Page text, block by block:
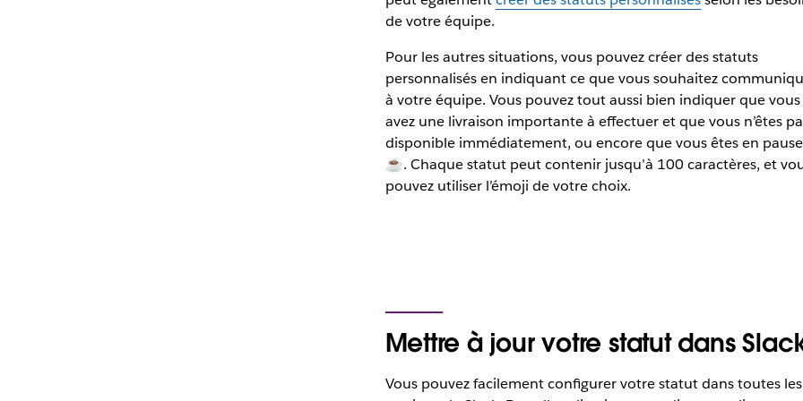
de votre équipe.
Pour les autres situations, vous pouvez créer des statuts
personnalisés en indiquant ce que vous souhaitez
à votre équipe. Vous pouvez tout aussi bien indiquer que vous
avez une livraison importante à effectuer et que vous n’êtes
disponible immédiatement, ou encore que vous êtes en pause
☕️. Chaque statut peut contenir jusqu’à 100 caractères, et
pouvez utiliser l’émoji de votre choix.
Mettre à jour votre statut dans
Vous pouvez facilement configurer votre statut dans toutes les